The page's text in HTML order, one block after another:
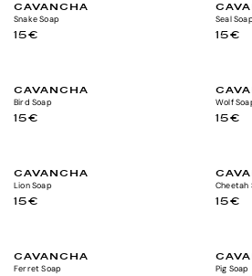
CAVANCHA
Snake Soap
15€
Seal
15€
CAVANCHA
Bird Soap
15€
Wolf
15€
CAVANCHA
Lion Soap
15€
Cheetah
15€
CAVANCHA
Ferret Soap Pig Soap